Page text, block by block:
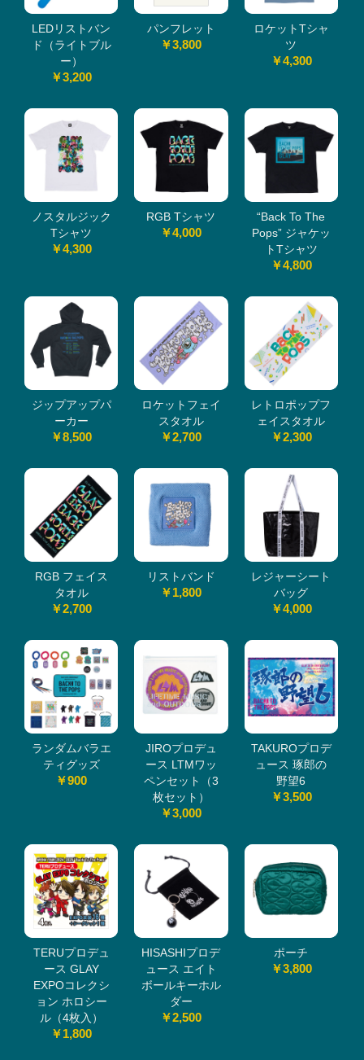
LEDリストバン
ド（ライトブル
ー）
￥3,200
パンフレット
￥3,800
ロケットTシャ
ツ
￥4,300
ノスタルジック
Tシャツ
￥4,300
RGB Tシャツ
￥4,000
“Back To The
Pops” ジャケッ
トTシャツ
￥4,800
ジップアップパ
ーカー
￥8,500
ロケットフェイ
スタオル
￥2,700
レトロポップフ
ェイスタオル
￥2,300
RGB フェイス
タオル
￥2,700
リストバンド
￥1,800
レジャーシート
バッグ
￥4,000
ランダムバラエ
ティグッズ
￥900
JIROプロデュ
ース LTMワッ
ペンセット（3
枚セット）
￥3,000
TAKUROプロデ
ュース 琢郎の
野望6
￥3,500
TERUプロデュ
ース GLAY
EXPOコレクシ
ョン ホロシー
ル（4枚入）
￥1,800
HISASHIプロデ
ュース エイト
ボールキーホル
ダー
￥2,500
ポーチ
￥3,800